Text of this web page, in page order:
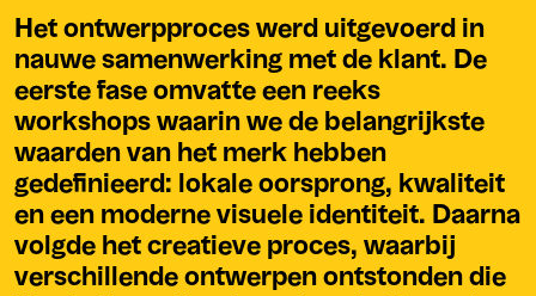
Het ontwerpproces werd uitgevoerd in
nauwe samenwerking met de klant. De
eerste fase omvatte een reeks
workshops waarin we de belangrijkste
waarden van het merk hebben
gedefinieerd: lokale oorsprong, kwaliteit
en een moderne visuele identiteit. Daarna
volgde het creatieve proces, waarbij
verschillende ontwerpen ontstonden die